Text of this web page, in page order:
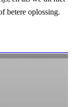
betere oplossing.